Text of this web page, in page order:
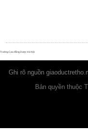
Ghi rõ nguồn
Bản quyền thuộc
Trường Cao đẳng Dược Hà Nội